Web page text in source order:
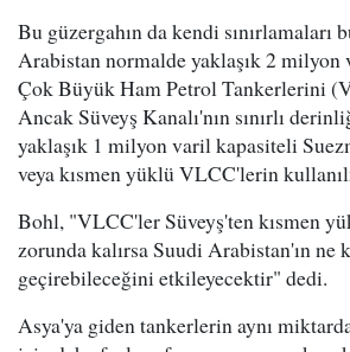
Bu güzergahın da kendi sınırlamaları
Arabistan normalde yaklaşık 2 milyon
Çok Büyük Ham Petrol Tankerlerini
Ancak Süveyş Kanalı'nın sınırlı
yaklaşık 1 milyon varil kapasiteli
veya kısmen yüklü VLCC'lerin
Bohl, "VLCC'ler Süveyş'ten kısmen
zorunda kalırsa Suudi Arabistan'ın ne
geçirebileceğini etkileyecektir" dedi.
Asya'ya giden tankerlerin aynı